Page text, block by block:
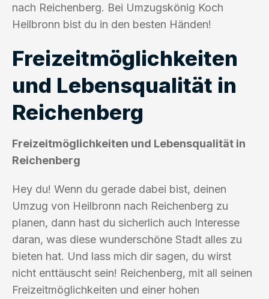
nach Reichenberg. Bei Umzugskönig Koch
Heilbronn bist du in den besten Händen!
Freizeitmöglichkeiten
und Lebensqualität in
Reichenberg
Freizeitmöglichkeiten und Lebensqualität in
Reichenberg
Hey du! Wenn du gerade dabei bist, deinen
Umzug von Heilbronn nach Reichenberg zu
planen, dann hast du sicherlich auch Interesse
daran, was diese wunderschöne Stadt alles zu
bieten hat. Und lass mich dir sagen, du wirst
nicht enttäuscht sein! Reichenberg, mit all seinen
Freizeitmöglichkeiten und einer hohen